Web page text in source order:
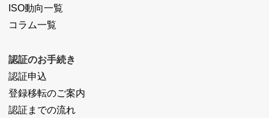
ISO動向一覧
コラム一覧
認証のお手続き
認証申込
登録移転のご案内
認証までの流れ